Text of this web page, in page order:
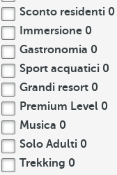
Sconto residenti 0
Immersione 0
Gastronomia 0
Sport acquatici 0
Grandi resort 0
Premium Level 0
Musica 0
Solo Adulti 0
Trekking 0